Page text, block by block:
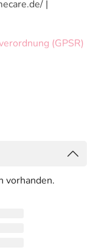
|
(GPSR)
vorhanden.